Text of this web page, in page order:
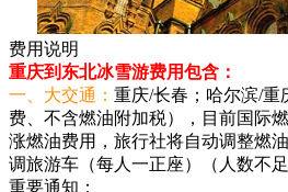
费用说明
重庆到东北冰雪游费用包含：
一、大交通： 重庆/长春；哈尔滨/重
费、不含燃油附加税），目前国际
涨燃油费用，旅行社将自动调整燃
调旅游车（每人一正座）（人数不
重要通知：